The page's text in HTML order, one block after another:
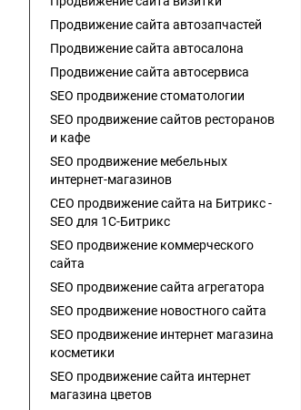
Продвижение сайта автозапчастей
Продвижение сайта автосалона
Продвижение сайта автосервиса
SEO продвижение стоматологии
SEO продвижение сайтов ресторанов
и кафе
SEO продвижение мебельных
интернет-магазинов
СЕО продвижение сайта на Битрикс -
SEO для 1C-Битрикс
SEO продвижение коммерческого
сайта
SEO продвижение сайта агрегатора
SEO продвижение новостного сайта
SEO продвижение интернет магазина
косметики
SEO продвижение сайта интернет
магазина цветов